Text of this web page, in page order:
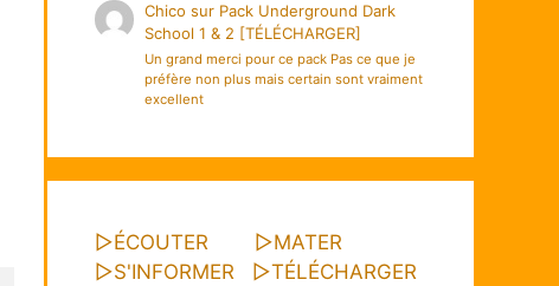
Chico sur Pack Underground Dark
School 1 & 2 [TÉLÉCHARGER]
Un grand merci pour ce pack Pas ce que je
préfère non plus mais certain sont vraiment
excellent
▷ÉCOUTER ▷MATER
▷S'INFORMER ▷TÉLÉCHARGER